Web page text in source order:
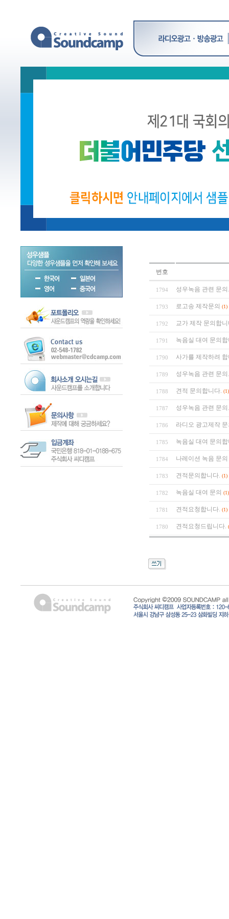
번호
1794 성우녹음 관련 문
1793 로고송 제작문의 (1)
1792 교가 제작 문의합
1791 녹음실 대여 문의
1790 사가를 제작하려
1789 성우녹음 관련 문
1788 견적 문의합니다. (1)
1787 성우녹음 관련 문
1786 라디오 광고제작
1785 녹음실 대여 문의
1784 나레이션 녹음 문의
1783 견적문의합니다. (1)
1782 녹음실 대여 문의 (1)
1781 견적요청합니다. (1)
1780 견적요청드립니다.